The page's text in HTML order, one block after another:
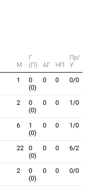
М
Г
(П)
АГ НП
Пр/
У
1
0
(0)
0 0 0/0
2
0
(0)
0 0 1/0
6
1
(0)
0 0 1/0
22
0
(0)
0 0 6/2
2
0
(0)
0 0 0/0